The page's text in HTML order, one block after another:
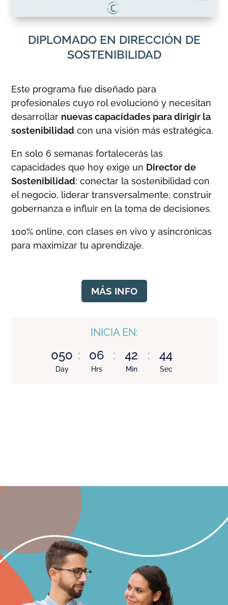
DIPLOMADO EN DIRECCIÓN DE
SOSTENIBILIDAD
Este programa fue diseñado para
profesionales cuyo rol evolucionó y necesitan
desarrollar nuevas capacidades para dirigir la
sostenibilidad con una visión más estratégica.
En solo 6 semanas fortalecerás las
capacidades que hoy exige un Director de
Sostenibilidad: conectar la sostenibilidad con
el negocio, liderar transversalmente, construir
gobernanza e influir en la toma de decisiones.
100% online, con clases en vivo y asincrónicas
para maximizar tu aprendizaje.
MÁS INFO
INICIA EN:
050
Day
: 06
Hrs
: 42
Min
: 42
Sec